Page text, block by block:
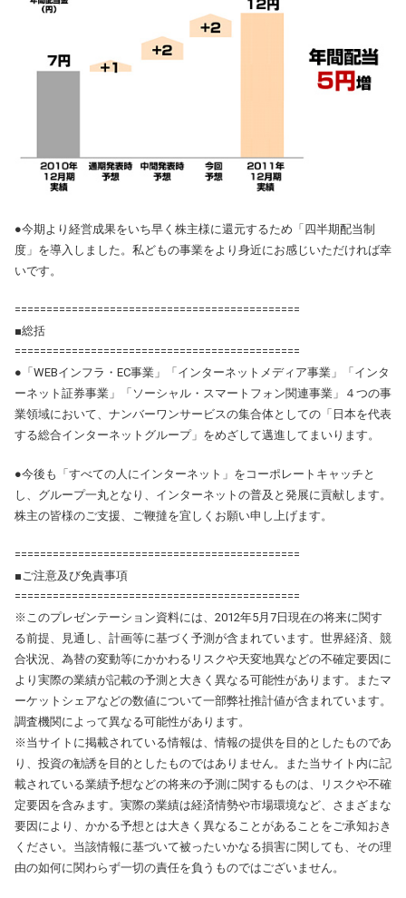
●今期より経営成果をいち早く株主様に還元するため「四半期配当制
度」を導入しました。私どもの事業をより身近にお感じいただければ幸
いです。
=============================================
■総括
=============================================
●「WEBインフラ・EC事業」「インターネットメディア事業」「インタ
ーネット証券事業」「ソーシャル・スマートフォン関連事業」４つの事
業領域において、ナンバーワンサービスの集合体としての「日本を代表
する総合インターネットグループ」をめざして邁進してまいります。
●今後も「すべての人にインターネット」をコーポレートキャッチと
し、グループ一丸となり、インターネットの普及と発展に貢献します。
株主の皆様のご支援、ご鞭撻を宜しくお願い申し上げます。
=============================================
■ご注意及び免責事項
=============================================
※このプレゼンテーション資料には、2012年5月7日現在の将来に関す
る前提、見通し、計画等に基づく予測が含まれています。世界経済、競
合状況、為替の変動等にかかわるリスクや天変地異などの不確定要因に
より実際の業績が記載の予測と大きく異なる可能性があります。またマ
ーケットシェアなどの数値について一部弊社推計値が含まれています。
調査機関によって異なる可能性があります。
※当サイトに掲載されている情報は、情報の提供を目的としたものであ
り、投資の勧誘を目的としたものではありません。また当サイト内に記
載されている業績予想などの将来の予測に関するものは、リスクや不確
定要因を含みます。実際の業績は経済情勢や市場環境など、さまざまな
要因により、かかる予想とは大きく異なることがあることをご承知おき
ください。当該情報に基づいて被ったいかなる損害に関しても、その理
由の如何に関わらず一切の責任を負うものではございません。